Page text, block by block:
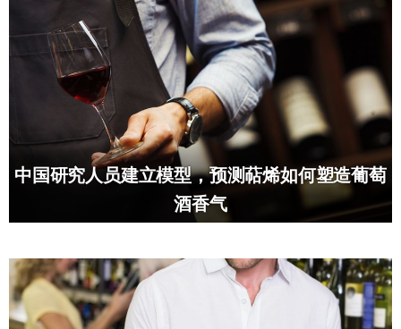
中国研究人员建立模型，预测萜烯如何塑造葡萄
酒香气